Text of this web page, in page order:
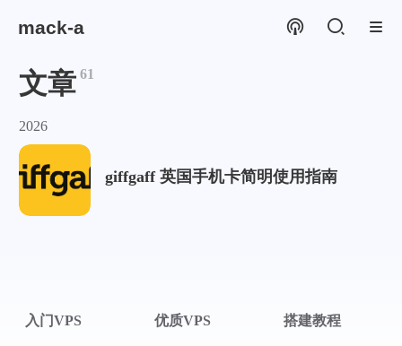
mack-a
文章 61
2026
giffgaff 英国手机卡简明使用指南
入门VPS 优质VPS 搭建教程